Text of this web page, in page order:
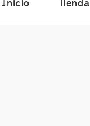
Inicio Tienda